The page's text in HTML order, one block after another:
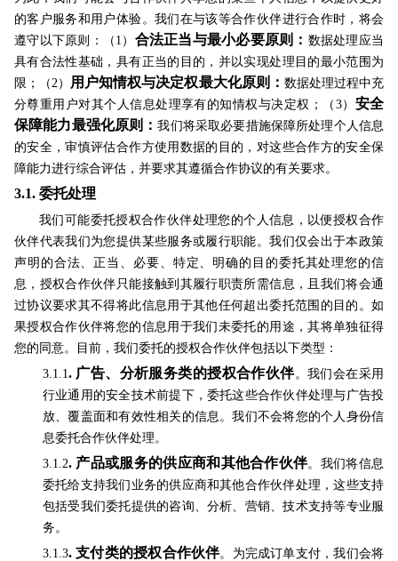
的客户服务和用户体验。我们在与该等合作伙伴进行合作时，将会
遵守以下原则：（1） 合法正当与最小必要原则： 数据处理应当
具有合法性基础，具有正当的目的，并以实现处理目的最小范围为
限；（2）
用户知情权与决定权最大化原则： 数据处理过程中充
分尊重用户对其个人信息处理享有的知情权与决定权；（3） 安全
保障能力最强化原则：我们将采取必要措施保障所处理个人信息
的安全，审慎评估合作方使用数据的目的，对这些合作方的安全保
障能力进行综合评估，并要求其遵循合作协议的有关要求。
3.1. 委托处理
我们可能委托授权合作伙伴处理您的个人信息，以便授权合作
伙伴代表我们为您提供某些服务或履行职能。我们仅会出于本政策
声明的合法、正当、必要、特定、明确的目的委托其处理您的信
息，授权合作伙伴只能接触到其履行职责所需信息，且我们将会通
过协议要求其不得将此信息用于其他任何超出委托范围的目的。如
果授权合作伙伴将您的信息用于我们未委托的用途，其将单独征得
您的同意。目前，我们委托的授权合作伙伴包括以下类型：
3.1.1. 广告、分析服务类的授权合作伙伴。我们会在采用
行业通用的安全技术前提下，委托这些合作伙伴处理与广告投
放、覆盖面和有效性相关的信息。我们不会将您的个人身份信
息委托合作伙伴处理。
3.1.2. 产品或服务的供应商和其他合作伙伴。我们将信息
委托给支持我们业务的供应商和其他合作伙伴处理，这些支持
包括受我们委托提供的咨询、分析、营销、技术支持等专业服
务。
3.1.3.支付类的授权合作伙伴。为完成订单支付，我们会将